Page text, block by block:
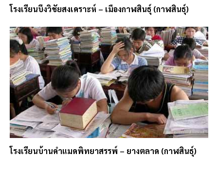
โรงเรียนบึงวิชัยสงเคราะห์ – เมืองกาฬสินธุ์ (กาฬสินธุ์)
โรงเรียนบ้านคำแมดพิทยาสรรพ์ – ยางตลาด (กาฬสินธุ์)